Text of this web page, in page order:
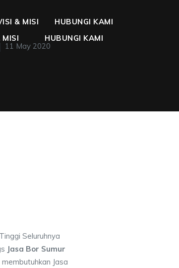
& MISI HUBUNGI KAMI
11 May 2020
Seluruhnya
Jasa Bor Sumur
Jasa
MISI HUBUNGI KAMI